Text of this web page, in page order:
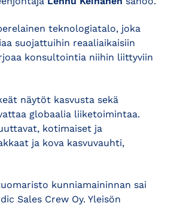
teknologiatalo, joka
suojattuihin reaaliaikaisiin
konsultointia niihin liittyviin
näytöt kasvusta sekä
globaalia liiketoimintaa.
kotimaiset ja
ja kova kasvuvauhti,
kunniamaininnan sai
Sales Crew Oy. Yleisön